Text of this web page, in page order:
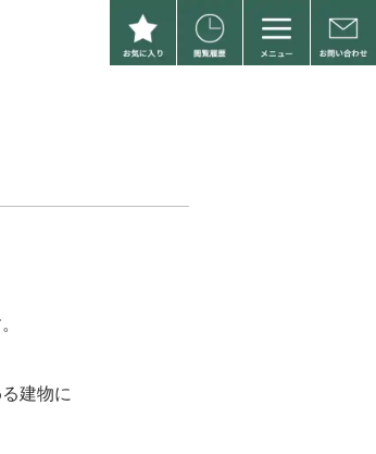
建物に